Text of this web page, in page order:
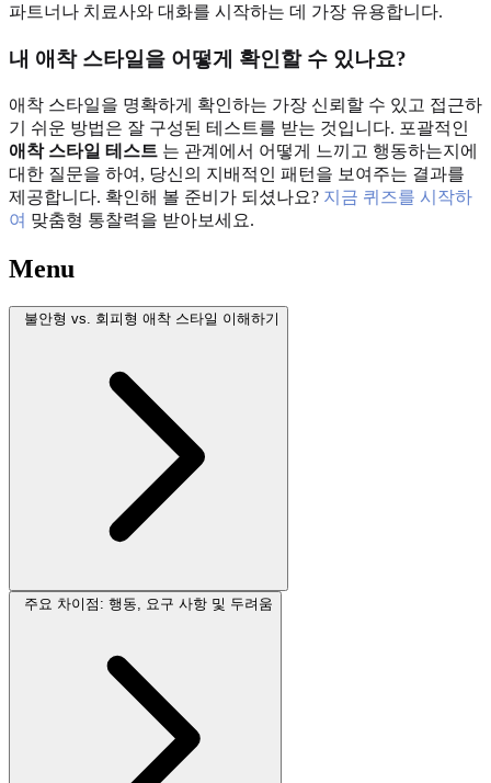
파트너나 치료사와 대화를 시작하는 데 가장 유용합니다.
내 애착 스타일을 어떻게 확인할 수 있나요?
애착 스타일을 명확하게 확인하는 가장 신뢰할 수 있고 접근하
기 쉬운 방법은 잘 구성된 테스트를 받는 것입니다. 포괄적인
애착 스타일 테스트 는 관계에서 어떻게 느끼고 행동하는지에
대한 질문을 하여, 당신의 지배적인 패턴을 보여주는 결과를
제공합니다. 확인해 볼 준비가 되셨나요? 지금 퀴즈를 시작하
여 맞춤형 통찰력을 받아보세요.
Menu
불안형 vs. 회피형 애착 스타일 이해하기
주요 차이점: 행동, 요구 사항 및 두려움